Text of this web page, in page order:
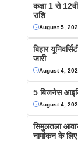
कक्षा 1 से
राशि
August 5,
बिहार
जारी
August 4,
5 बिजनेस
August 4,
सिमुलतला
नामांकन के